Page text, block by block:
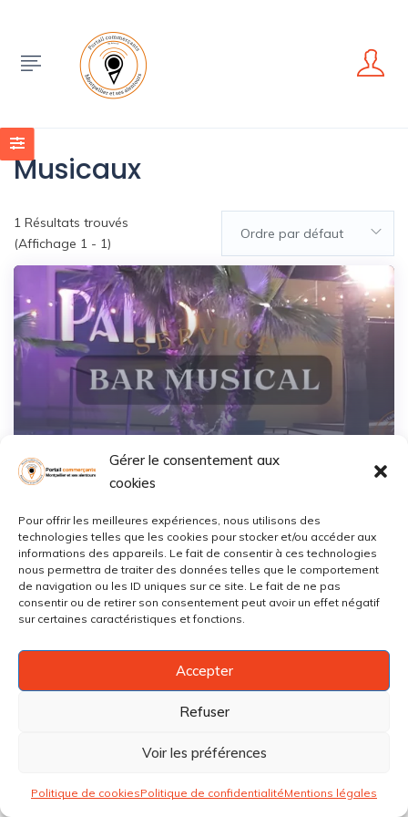
Gérer le consentement aux
cookies
Pour offrir les meilleures expériences, nous utilisons des
technologies telles que les cookies pour stocker et/ou accéder aux
informations des appareils. Le fait de consentir à ces technologies
nous permettra de traiter des données telles que le comportement
de navigation ou les ID uniques sur ce site. Le fait de ne pas
consentir ou de retirer son consentement peut avoir un effet négatif
sur certaines caractéristiques et fonctions.
Accepter
Refuser
Voir les préférences
Politique de cookiesPolitique de confidentialitéMentions légales
Musicaux
1 Résultats trouvés
(Affichage 1 - 1)
Ordre par défaut
Le Patio
Lattes 0659*** Afficher
* Bars : +2